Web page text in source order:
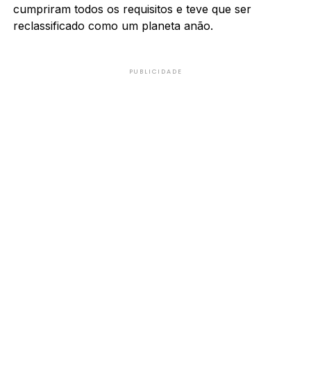
cumpriram todos os requisitos e teve que ser
reclassificado como um planeta anão.
PUBLICIDADE